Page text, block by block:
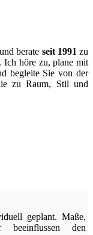
berate seit 1991 zu
Ich höre zu, plane mit
begleite Sie von der
zu Raum, Stil und
geplant. Maße,
beeinflussen den